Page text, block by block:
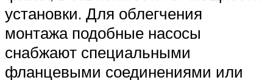
установки. Для облегчения
монтажа подобные насосы
снабжают специальными
фланцевыми соединениями или